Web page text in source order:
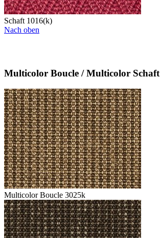
Schaft 1016(k)
Nach oben
Multicolor Boucle / Multicolor Schaft
Multicolor Boucle 3025k